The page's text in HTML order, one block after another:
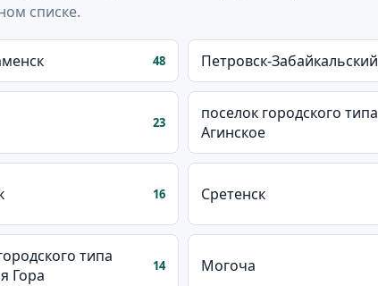
списке.
48 Петровск-Забайкальский
23
поселок городского типа
Агинское
16 Сретенск
типа
Гора
14 Могоча